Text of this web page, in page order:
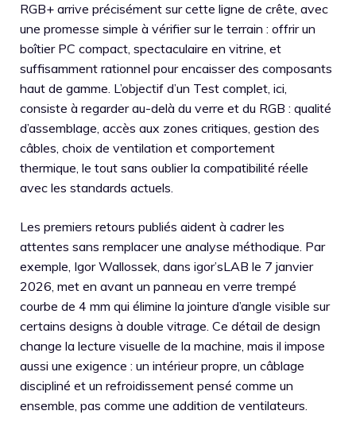
RGB+ arrive précisément sur cette ligne de crête, avec
une promesse simple à vérifier sur le terrain : offrir un
boîtier PC compact, spectaculaire en vitrine, et
suffisamment rationnel pour encaisser des composants
haut de gamme. L’objectif d’un Test complet, ici,
consiste à regarder au-delà du verre et du RGB : qualité
d’assemblage, accès aux zones critiques, gestion des
câbles, choix de ventilation et comportement
thermique, le tout sans oublier la compatibilité réelle
avec les standards actuels.
Les premiers retours publiés aident à cadrer les
attentes sans remplacer une analyse méthodique. Par
exemple, Igor Wallossek, dans igor’sLAB le 7 janvier
2026, met en avant un panneau en verre trempé
courbe de 4 mm qui élimine la jointure d’angle visible sur
certains designs à double vitrage. Ce détail de design
change la lecture visuelle de la machine, mais il impose
aussi une exigence : un intérieur propre, un câblage
discipliné et un refroidissement pensé comme un
ensemble, pas comme une addition de ventilateurs.